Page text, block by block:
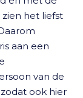
het liefst
aan een
van de
ook hier